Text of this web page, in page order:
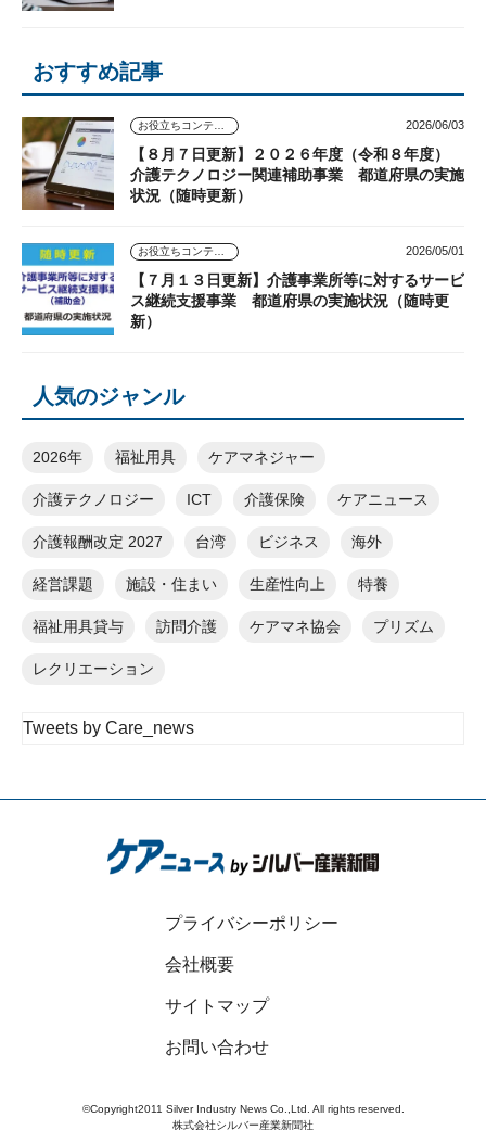
おすすめ記事
お役立ちコンテンツ 2026/06/03
【８月７日更新】２０２６年度（令和８年度）
介護テクノロジー関連補助事業 都道府県の実施
状況（随時更新）
お役立ちコンテンツ 2026/05/01
【７月１３日更新】介護事業所等に対するサービ
ス継続支援事業 都道府県の実施状況（随時更
新）
人気のジャンル
2026年 福祉用具 ケアマネジャー
介護テクノロジー ICT 介護保険 ケアニュース
介護報酬改定 2027 台湾 ビジネス 海外
経営課題 施設・住まい 生産性向上 特養
福祉用具貸与 訪問介護 ケアマネ協会 プリズム
レクリエーション
Tweets by Care_news
プライバシーポリシー
会社概要
サイトマップ
お問い合わせ
©Copyright2011 Silver Industry News Co.,Ltd. All rights reserved.
株式会社シルバー産業新聞社